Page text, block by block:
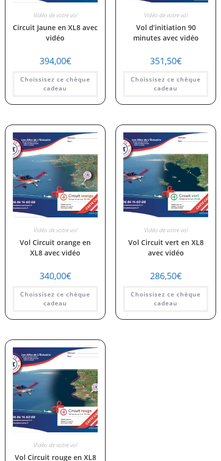
Vidéo de votre vol
Circuit Jaune en XL8 avec
vidéo
394,00€
Choissisez ce chèque
cadeau
Vidéo de votre vol
Vol d’initiation 90
minutes avec vidéo
351,50€
Choissisez ce chèque
cadeau
Vidéo de votre vol
Vol Circuit orange en
XL8 avec vidéo
340,00€
Choissisez ce chèque
cadeau
Vidéo de votre vol
Vol Circuit vert en XL8
avec vidéo
286,50€
Choissisez ce chèque
cadeau
Vidéo de votre vol
Vol Circuit rouge en XL8